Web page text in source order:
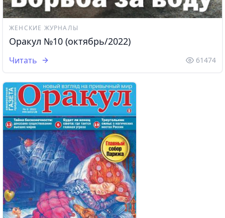
ЖЕНСКИЕ ЖУРНАЛЫ
Оракул №10 (октябрь/2022)
Читать 61474